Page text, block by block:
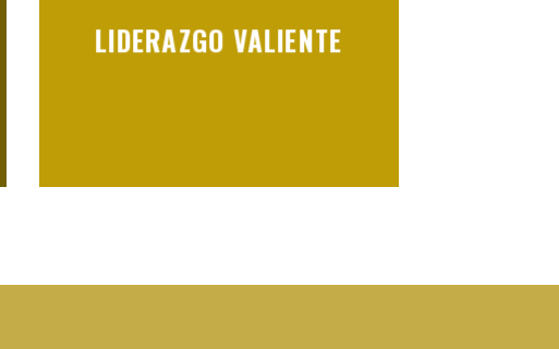
LIDERAZGO VALIENTE